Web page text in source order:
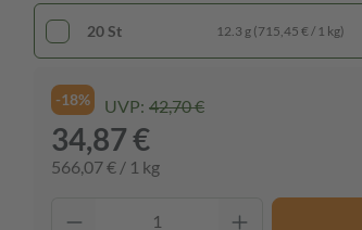
20 St 12.3 g (715,45 € / 1 kg)
-18% UVP: 42,70 €
34,87 €
566,07 € / 1 kg